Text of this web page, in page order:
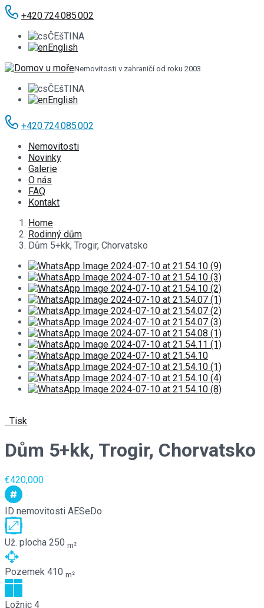
+420 724 085 002
ČEšTINA
English
Nemovitosti v zahraničí od roku 2003
ČEšTINA
English
+420 724 085 002
Nemovitosti
Novinky
Galerie
O nás
FAQ
Kontakt
Home
Rodinný dům
Dům 5+kk, Trogir, Chorvatsko
Tisk
Dům 5+kk, Trogir, Chorvatsko
€420,000
ID nemovitosti AESeDo
Už. plocha 250 m²
Pozemek 410 m²
Ložnic 4